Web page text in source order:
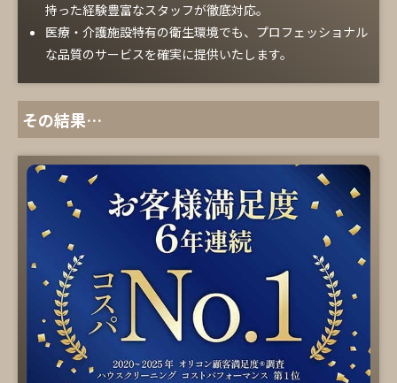
持った経験豊富なスタッフが徹底対応。
医療・介護施設特有の衛生環境でも、プロフェッショナル
な品質のサービスを確実に提供いたします。
その結果…